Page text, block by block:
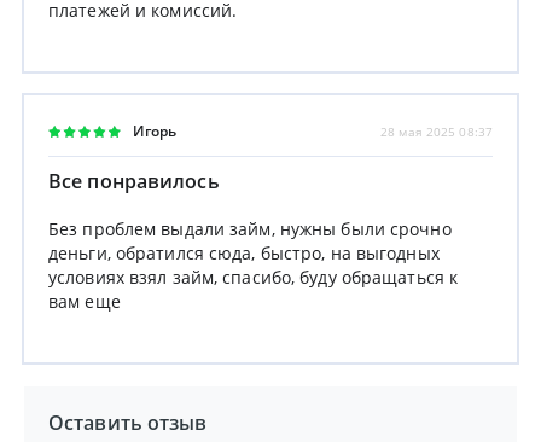
платежей и комиссий.
Игорь 28 мая 2025 08:37
Все понравилось
Без проблем выдали займ, нужны были срочно
деньги, обратился сюда, быстро, на выгодных
условиях взял займ, спасибо, буду обращаться к
вам еще
Оставить отзыв